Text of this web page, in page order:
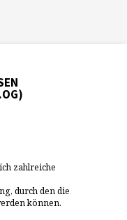
zahlreiche
durch den die
können.